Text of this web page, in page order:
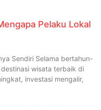
Pelaku Lokal
Sendiri Selama bertahun-
wisata terbaik di
investasi mengalir,